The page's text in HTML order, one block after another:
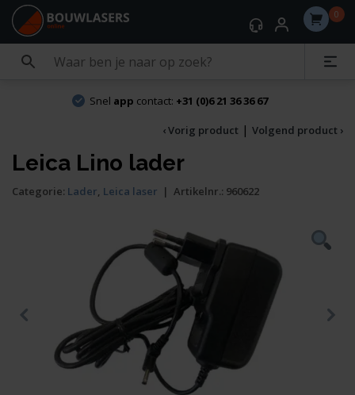
0
Snel app contact: +31 (0)6 21 36 36 67
‹ Vorig product | Volgend product ›
Leica Lino lader
Categorie: Lader, Leica laser | Artikelnr.: 960622